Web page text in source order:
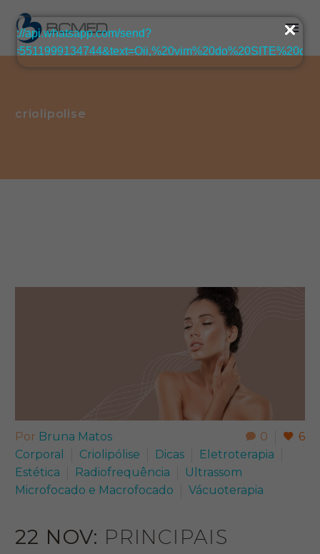
criolipolise
0 6
Por Bruna Matos
Corporal
Criolipólise Dicas
Eletroterapia
Estética
Radiofrequência
Ultrassom
Microfocado e Macrofocado
Vácuoterapia
22 NOV: PRINCIPAIS